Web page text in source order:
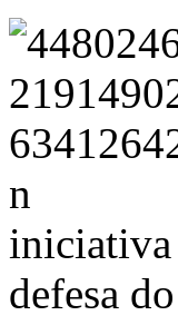
iniciativa
defesa